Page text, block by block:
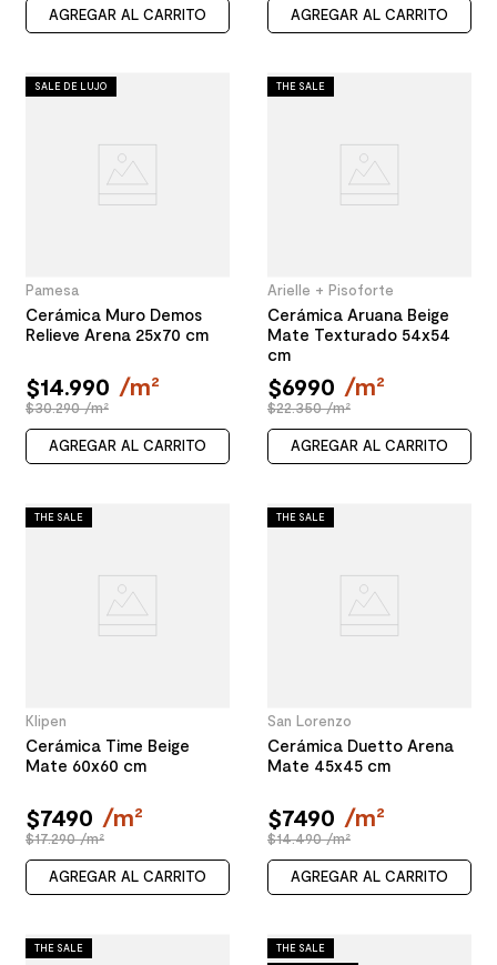
AGREGAR AL CARRITO AGREGAR AL CARRITO
SALE DE LUJO
Pamesa
Cerámica Muro Demos
Relieve Arena 25x70 cm
$14.990 /m²
$30.290 /m²
AGREGAR AL CARRITO
THE SALE
Arielle + Pisoforte
Cerámica Aruana Beige
Mate Texturado 54x54
cm
$6990 /m²
$22.350 /m²
AGREGAR AL CARRITO
THE SALE
Klipen
Cerámica Time Beige
Mate 60x60 cm
$7490 /m²
$17.290 /m²
AGREGAR AL CARRITO
THE SALE
San Lorenzo
Cerámica Duetto Arena
Mate 45x45 cm
$7490 /m²
$14.490 /m²
AGREGAR AL CARRITO
THE SALE THE SALE